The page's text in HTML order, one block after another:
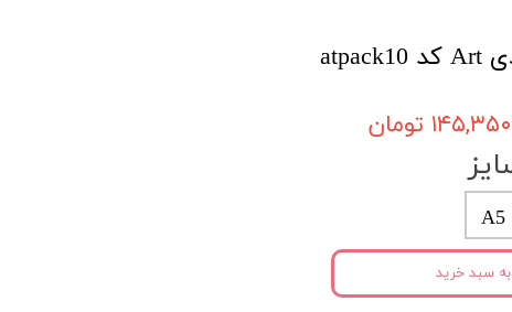
۱۴۵,۳۵۰ تومان
A5
سبد خرید